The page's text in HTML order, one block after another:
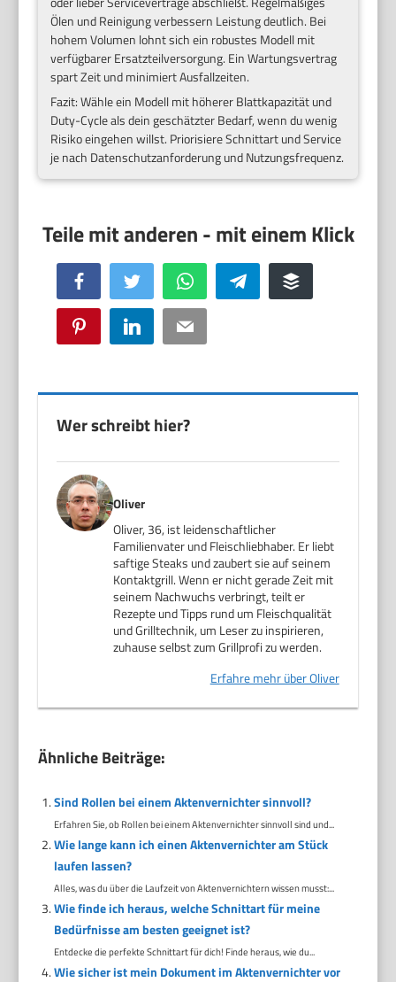
Ölen und Reinigung verbessern Leistung deutlich. Bei
hohem Volumen lohnt sich ein robustes Modell mit
verfügbarer Ersatzteilversorgung. Ein Wartungsvertrag
spart Zeit und minimiert Ausfallzeiten.
Fazit: Wähle ein Modell mit höherer Blattkapazität und
Duty-Cycle als dein geschätzter Bedarf, wenn du wenig
Risiko eingehen willst. Priorisiere Schnittart und Service
je nach Datenschutzanforderung und Nutzungsfrequenz.
Facebook Twitter WhatsApp Telegram Buffer
Pinterest LinkedIn Email
Wer schreibt hier?
Oliver
Oliver, 36, ist leidenschaftlicher
Familienvater und Fleischliebhaber. Er liebt
saftige Steaks und zaubert sie auf seinem
Kontaktgrill. Wenn er nicht gerade Zeit mit
seinem Nachwuchs verbringt, teilt er
Rezepte und Tipps rund um Fleischqualität
und Grilltechnik, um Leser zu inspirieren,
zuhause selbst zum Grillprofi zu werden.
Erfahre mehr über Oliver
Ähnliche Beiträge:
Sind Rollen bei einem Aktenvernichter sinnvoll?
Erfahren Sie, ob Rollen bei einem Aktenvernichter sinnvoll sind und...
Wie lange kann ich einen Aktenvernichter am Stück
laufen lassen?
Alles, was du über die Laufzeit von Aktenvernichtern wissen musst:...
Wie finde ich heraus, welche Schnittart für meine
Bedürfnisse am besten geeignet ist?
Entdecke die perfekte Schnittart für dich! Finde heraus, wie du...
Wie sicher ist mein Dokument im Aktenvernichter vor